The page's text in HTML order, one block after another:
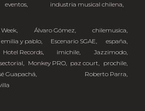
eventos, industria musical chilena,
, Álvaro Gómez, chilemusica,
emilia y pablo, Escenario SGAE,españa,
Hotel Records, imichile,Jazzimodo,
, Monkey PRO, paz court, prochile,
Guapachá, Roberto Parra,